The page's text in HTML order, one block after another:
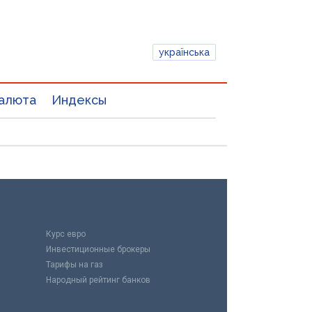
українська
Индексы
Курс евро
Инвестиционные брокеры
Тарифы на газ
Народный рейтинг банков